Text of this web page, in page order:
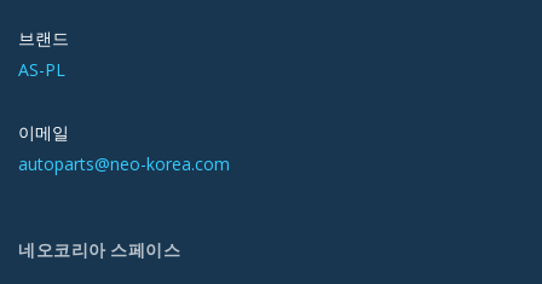
브랜드
AS-PL
이메일
autoparts@neo-korea.com
네오코리아 스페이스